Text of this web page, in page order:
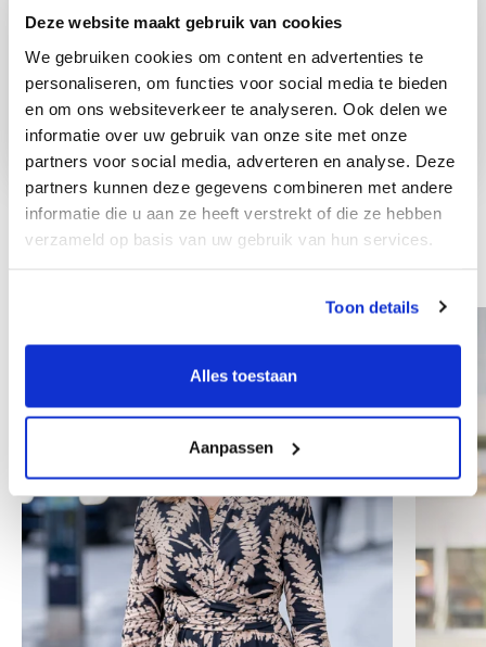
Deze website maakt gebruik van cookies
We gebruiken cookies om content en advertenties te
personaliseren, om functies voor social media te bieden
en om ons websiteverkeer te analyseren. Ook delen we
informatie over uw gebruik van onze site met onze
partners voor social media, adverteren en analyse. Deze
partners kunnen deze gegevens combineren met andere
informatie die u aan ze heeft verstrekt of die ze hebben
verzameld op basis van uw gebruik van hun services.
Toon details
Alles toestaan
Aanpassen